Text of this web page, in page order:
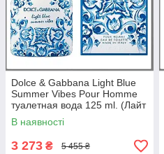
Dolce & Gabbana Light Blue
Summer Vibes Pour Homme
туалетная вода 125 ml. (Лайт
Блю Саммер Вайбс Пур Хом)
В наявності
3 273 ₴ 5 455 ₴